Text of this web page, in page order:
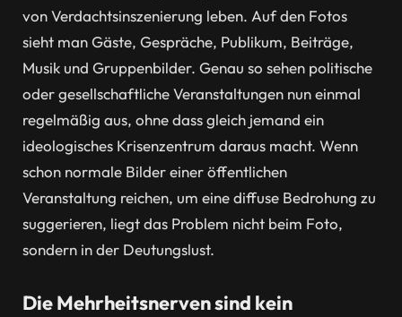
von Verdachtsinszenierung leben. Auf den Fotos
sieht man Gäste, Gespräche, Publikum, Beiträge,
Musik und Gruppenbilder. Genau so sehen politische
oder gesellschaftliche Veranstaltungen nun einmal
regelmäßig aus, ohne dass gleich jemand ein
ideologisches Krisenzentrum daraus macht. Wenn
schon normale Bilder einer öffentlichen
Veranstaltung reichen, um eine diffuse Bedrohung zu
suggerieren, liegt das Problem nicht beim Foto,
sondern in der Deutungslust.
Die Mehrheitsnerven sind kein